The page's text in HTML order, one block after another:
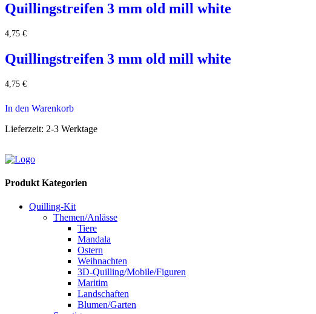
Quillingstreifen 3 mm old mill white
4,75 €
Quillingstreifen 3 mm old mill white
4,75 €
In den Warenkorb
Lieferzeit: 2-3 Werktage
Produkt Kategorien
Quilling-Kit
Themen/Anlässe
Tiere
Mandala
Ostern
Weihnachten
3D-Quilling/Mobile/Figuren
Maritim
Landschaften
Blumen/Garten